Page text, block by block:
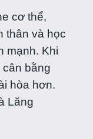
cơ thể,
thân và học
mạnh. Khi
bằng
hòa hơn.
Lăng